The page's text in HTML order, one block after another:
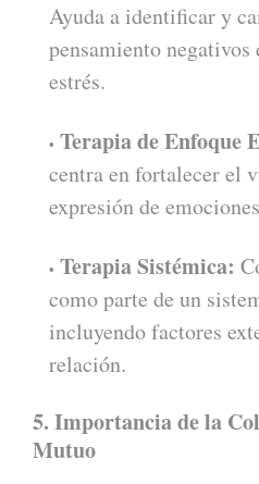
Ayuda a identificar y
pensamiento
estrés.
Terapia de Enfoque
centra en fortalecer el
expresión de
Terapia Sistémica:
como parte de un
incluyendo factores
relación.
5. Importancia de la
Mutuo